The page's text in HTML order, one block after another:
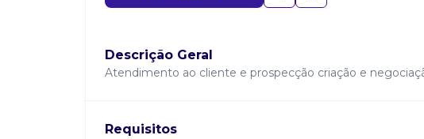
Descrição Geral
Atendimento ao cliente e prospecção criação e
Requisitos